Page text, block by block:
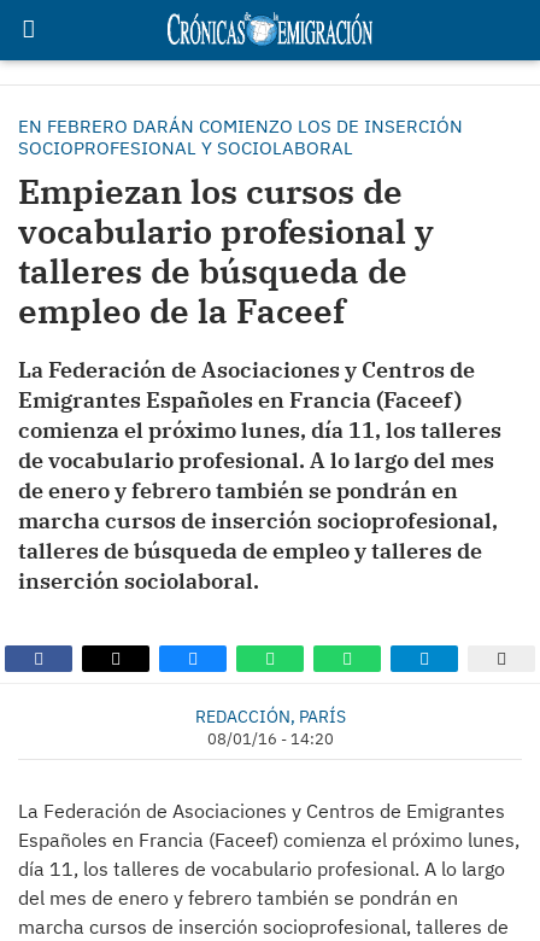
EN FEBRERO DARÁN COMIENZO LOS DE INSERCIÓN
SOCIOPROFESIONAL Y SOCIOLABORAL
Empiezan los cursos de
vocabulario profesional y
talleres de búsqueda de
empleo de la Faceef
La Federación de Asociaciones y Centros de
Emigrantes Españoles en Francia (Faceef)
comienza el próximo lunes, día 11, los talleres
de vocabulario profesional. A lo largo del mes
de enero y febrero también se pondrán en
marcha cursos de inserción socioprofesional,
talleres de búsqueda de empleo y talleres de
inserción sociolaboral.
REDACCIÓN, PARÍS
08/01/16 - 14:20
La Federación de Asociaciones y Centros de Emigrantes
Españoles en Francia (Faceef) comienza el próximo lunes,
día 11, los talleres de vocabulario profesional. A lo largo
del mes de enero y febrero también se pondrán en
marcha cursos de inserción socioprofesional, talleres de